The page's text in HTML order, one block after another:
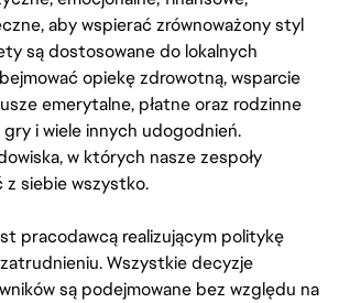
aby wspierać zrównoważony styl
są dostosowane do lokalnych
opiekę zdrowotną, wsparcie
emerytalne, płatne oraz rodzinne
gry i wiele innych udogodnień.
w których nasze zespoły
z siebie wszystko.
pracodawcą realizującym politykę
Wszystkie decyzje
są podejmowane bez względu na